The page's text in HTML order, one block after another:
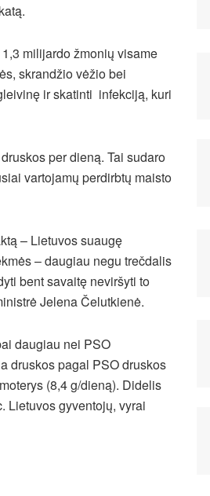
milijardo žmonių visame
skrandžio vėžio bei
ir skatinti infekciją, kuri
per dieną. Tai sudaro
vartojamų perdirbtų maisto
– Lietuvos suaugę
– daugiau negu trečdalis
bent savaitę neviršyti to
Jelena Čelutkienė.
daugiau nei PSO
druskos pagal PSO druskos
(8,4 g/dieną). Didelis
Lietuvos gyventojų, vyrai